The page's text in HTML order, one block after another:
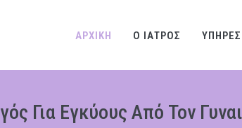
ΑΡΧΙΚΗ Ο ΙΑΤΡΟΣ
Για Εγκύους Από Τον